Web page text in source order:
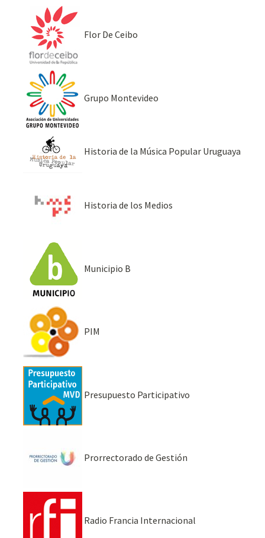
Flor De Ceibo
Grupo Montevideo
Historia de la Música Popular Uruguaya
Historia de los Medios
Municipio B
PIM
Presupuesto Participativo
Prorrectorado de Gestión
Radio Francia Internacional